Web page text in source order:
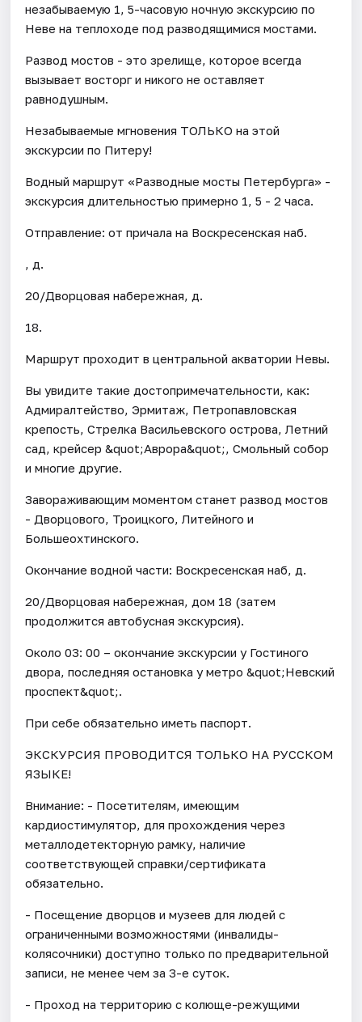
незабываемую 1, 5-часовую ночную экскурсию по
Неве на теплоходе под разводящимися мостами.
Развод мостов - это зрелище, которое всегда
вызывает восторг и никого не оставляет
равнодушным.
Незабываемые мгновения ТОЛЬКО на этой
экскурсии по Питеру!
Водный маршрут «Разводные мосты Петербурга» -
экскурсия длительностью примерно 1, 5 - 2 часа.
Отправление: от причала на Воскресенская наб.
, д.
20/Дворцовая набережная, д.
18.
Маршрут проходит в центральной акватории Невы.
Вы увидите такие достопримечательности, как:
Адмиралтейство, Эрмитаж, Петропавловская
крепость, Стрелка Васильевского острова, Летний
сад, крейсер &quot;Аврора&quot;, Смольный собор
и многие другие.
Завораживающим моментом станет развод мостов
- Дворцового, Троицкого, Литейного и
Большеохтинского.
Окончание водной части: Воскресенская наб, д.
20/Дворцовая набережная, дом 18 (затем
продолжится автобусная экскурсия).
Около 03: 00 – окончание экскурсии у Гостиного
двора, последняя остановка у метро &quot;Невский
проспект&quot;.
При себе обязательно иметь паспорт.
ЭКСКУРСИЯ ПРОВОДИТСЯ ТОЛЬКО НА РУССКОМ
ЯЗЫКЕ!
Внимание: - Посетителям, имеющим
кардиостимулятор, для прохождения через
металлодетекторную рамку, наличие
соответствующей справки/сертификата
обязательно.
- Посещение дворцов и музеев для людей с
ограниченными возможностями (инвалиды-
колясочники) доступно только по предварительной
записи, не менее чем за 3-е суток.
- Проход на территорию с колюще-режущими